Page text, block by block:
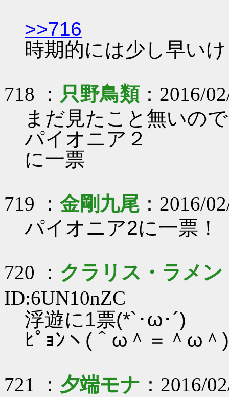
>>716
時期的には少し早い
718 ： 只野鳥類：2016/
まだ見たこと無いので
パイオニア２
に一票
719 ： 金剛九尾 ：2016/
パイオニア2に一票！
720 ： クラリス・ラメン
ID:6UN10nZC
浮遊に1票(*`･ω･´)
ﾋﾟｮﾝヽ(＾ω＾＝＾ω＾
721 ： 夕端モナ ：2016/